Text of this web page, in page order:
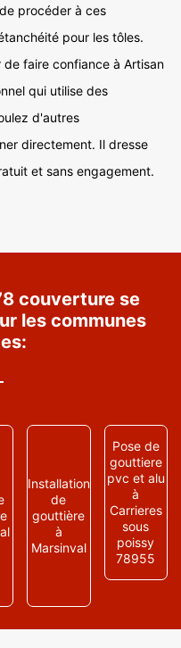
procéder à ces
pour les tôles.
faire confiance à Artisan
qui utilise des
d'autres
directement. Il dresse
et sans engagement.
couverture se
les communes
Installation
de
gouttière
à
Marsinval
Pose de
gouttiere
pvc et alu
à
Carrieres
sous
poissy
78955